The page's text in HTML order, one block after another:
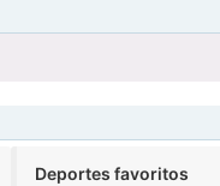
Deportes favoritos